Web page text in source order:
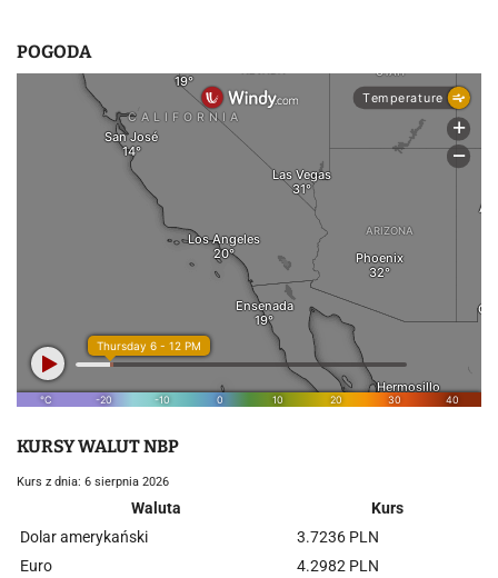
POGODA
KURSY WALUT NBP
Kurs z dnia: 6 sierpnia 2026
Waluta
Kurs
Dolar amerykański
3.7236 PLN
Euro
4.2982 PLN